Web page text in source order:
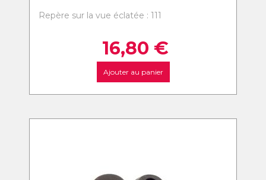
Repère sur la vue éclatée : 111
16,80 €
Ajouter au panier